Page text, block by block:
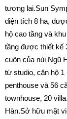
tương lai.Sun
diện tích 8 ha,
hộ cao tầng và
tầng được thiết kế
cuộn của núi Ngũ
từ studio, căn hộ 1
penthouse và 56
townhouse, 20
Hàn.Sở hữu mặt